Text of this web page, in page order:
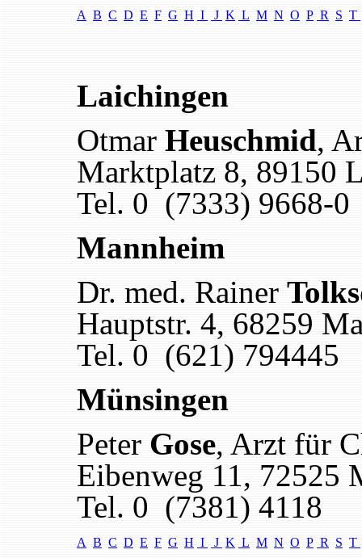
A B C D E F G H I J K L M N O P R S T
Laichingen
Otmar Heuschmid,
Marktplatz 8, 89150
Tel. 0 (7333) 9668-0
Mannheim
Dr. med. Rainer
Hauptstr. 4, 68259
Tel. 0 (621) 794445
Münsingen
Peter Gose, Arzt für C
Eibenweg 11, 72525
Tel. 0 (7381) 4118
A B C D E F G H I J K L M N O P R S T